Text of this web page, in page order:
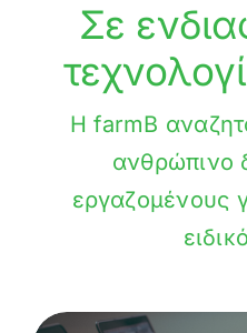
Σε
Η farmB
ανθρώπινο
εργαζομένους